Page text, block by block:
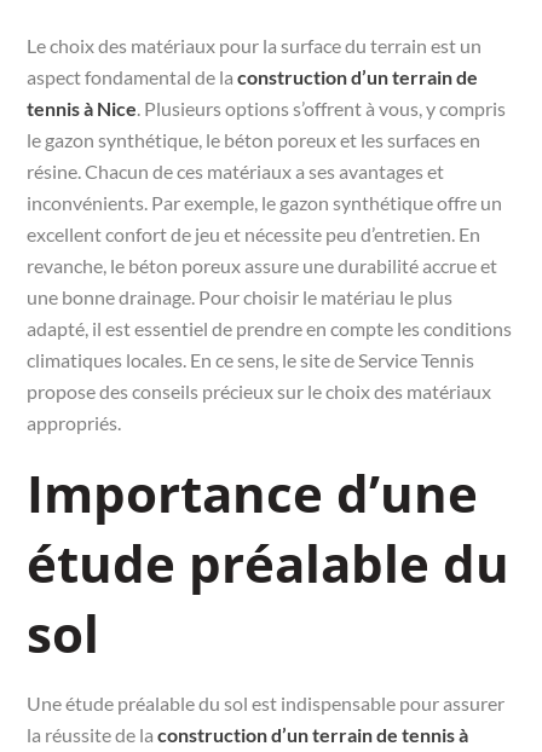
Le choix des matériaux pour la surface du terrain est un
aspect fondamental de laconstruction d’un terrain de
tennis à Nice. Plusieurs options s’offrent à vous, y compris
le gazon synthétique, le béton poreux et les surfaces en
résine. Chacun de ces matériaux a ses avantages et
inconvénients. Par exemple, le gazon synthétique offre un
excellent confort de jeu et nécessite peu d’entretien. En
revanche, le béton poreux assure une durabilité accrue et
une bonne drainage. Pour choisir le matériau le plus
adapté, il est essentiel de prendre en compte les conditions
climatiques locales. En ce sens, le site de Service Tennis
propose des conseils précieux sur le choix des matériaux
appropriés.
Importance d’une
étude préalable du
sol
Une étude préalable du sol est indispensable pour assurer
la réussite de laconstruction d’un terrain de tennis à